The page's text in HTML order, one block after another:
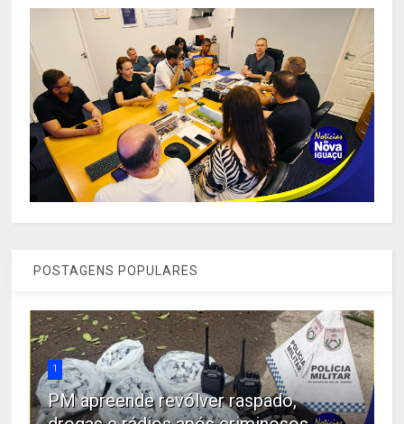
POSTAGENS POPULARES
1
PM apreende revólver raspado,